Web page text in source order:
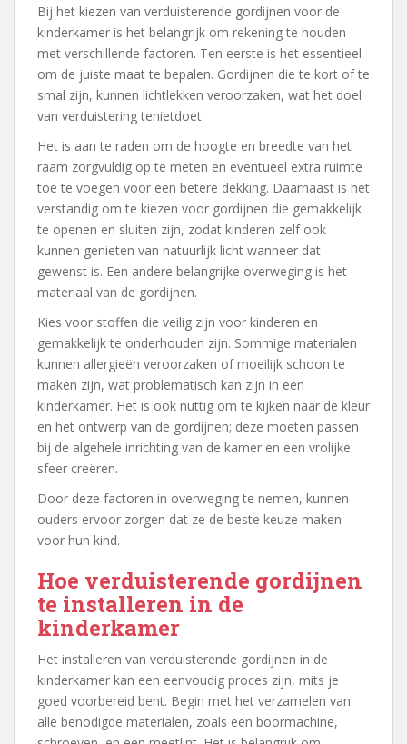
Bij het kiezen van verduisterende gordijnen voor de
kinderkamer is het belangrijk om rekening te houden
met verschillende factoren. Ten eerste is het essentieel
om de juiste maat te bepalen. Gordijnen die te kort of te
smal zijn, kunnen lichtlekken veroorzaken, wat het doel
van verduistering tenietdoet.
Het is aan te raden om de hoogte en breedte van het
raam zorgvuldig op te meten en eventueel extra ruimte
toe te voegen voor een betere dekking. Daarnaast is het
verstandig om te kiezen voor gordijnen die gemakkelijk
te openen en sluiten zijn, zodat kinderen zelf ook
kunnen genieten van natuurlijk licht wanneer dat
gewenst is. Een andere belangrijke overweging is het
materiaal van de gordijnen.
Kies voor stoffen die veilig zijn voor kinderen en
gemakkelijk te onderhouden zijn. Sommige materialen
kunnen allergieën veroorzaken of moeilijk schoon te
maken zijn, wat problematisch kan zijn in een
kinderkamer. Het is ook nuttig om te kijken naar de kleur
en het ontwerp van de gordijnen; deze moeten passen
bij de algehele inrichting van de kamer en een vrolijke
sfeer creëren.
Door deze factoren in overweging te nemen, kunnen
ouders ervoor zorgen dat ze de beste keuze maken
voor hun kind.
Hoe verduisterende gordijnen
te installeren in de
kinderkamer
Het installeren van verduisterende gordijnen in de
kinderkamer kan een eenvoudig proces zijn, mits je
goed voorbereid bent. Begin met het verzamelen van
alle benodigde materialen, zoals een boormachine,